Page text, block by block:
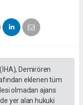
Demirören
eklenen tüm
olmadan ajans
yer alan hukuki